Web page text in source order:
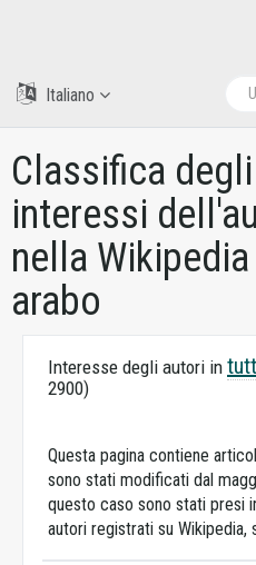
Italiano
Classifica degli
interessi
nella
arabo
Interesse degli autori in
2900)
Questa pagina contiene
sono stati modificati dal
questo caso sono stati presi
autori registrati su Wikipedia,